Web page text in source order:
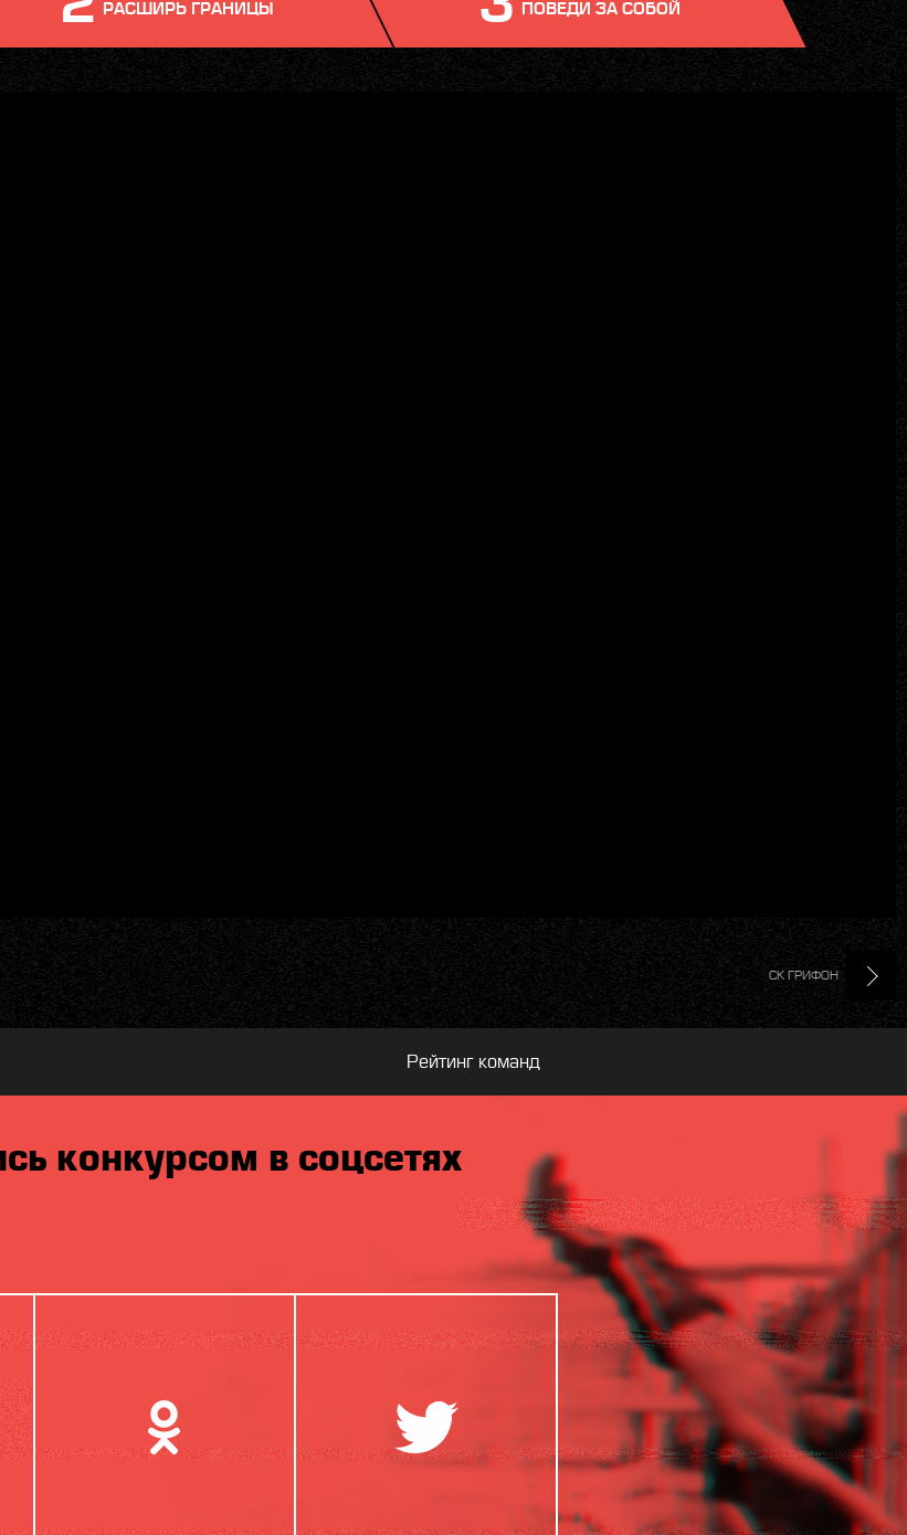
РАСШИРЬ ГРАНИЦЫ ПОВЕДИ ЗА СОБОЙ
СК ГРИФОН
Рейтинг команд
конкурсом в соцсетях